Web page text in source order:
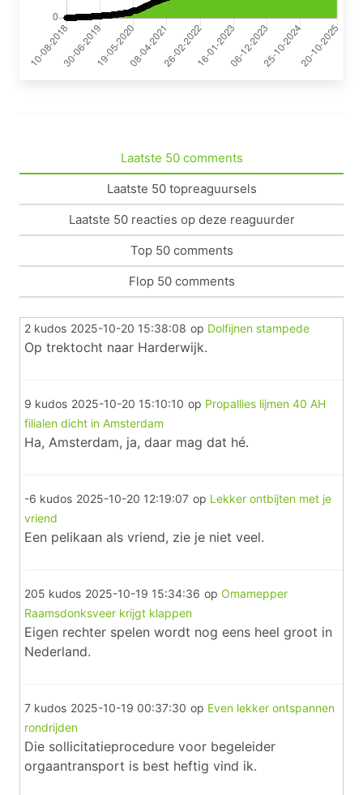
Laatste 50 comments
Laatste 50 topreaguursels
Laatste 50 reacties op deze reaguurder
Top 50 comments
Flop 50 comments
2 kudos 2025-10-20 15:38:08 op Dolfijnen stampede
Op trektocht naar Harderwijk.
9 kudos 2025-10-20 15:10:10 op Propallies lijmen 40 AH
filialen dicht in Amsterdam
Ha, Amsterdam, ja, daar mag dat hé.
-6 kudos 2025-10-20 12:19:07 op Lekker ontbijten met je
vriend
Een pelikaan als vriend, zie je niet veel.
205 kudos 2025-10-19 15:34:36 op Omamepper
Raamsdonksveer krijgt klappen
Eigen rechter spelen wordt nog eens heel groot in
Nederland.
7 kudos 2025-10-19 00:37:30 op Even lekker ontspannen
rondrijden
Die sollicitatieprocedure voor begeleider
orgaantransport is best heftig vind ik.